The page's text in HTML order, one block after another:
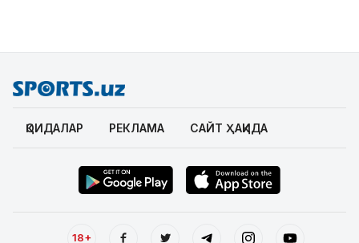
ҚОИДАЛАР РЕКЛАМА САЙТ ҲАҚИДА
18+